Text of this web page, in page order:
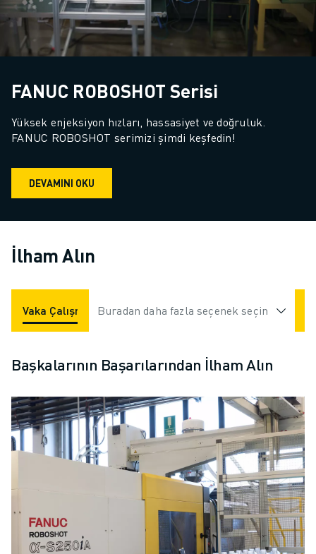
FANUC ROBOSHOT Serisi
Yüksek enjeksiyon hızları, hassasiyet ve doğruluk.
FANUC ROBOSHOT serimizi şimdi keşfedin!
DEVAMINI OKU
İlham Alın
Vaka Çalışmaları Uygulamalar Endüstriler
Buradan daha fazla seçenek seçin
Başkalarının Başarılarından İlham Alın